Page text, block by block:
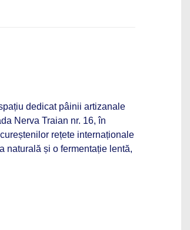
dedicat pâinii artizanale
Nerva Traian nr. 16, în
rețete internaționale
naturală și o fermentație lentă,